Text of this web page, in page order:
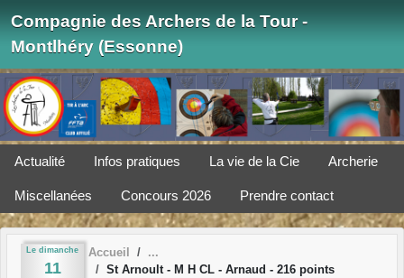
Compagnie des Archers de la Tour -
Montlhéry (Essonne)
Actualité Infos pratiques La vie de la Cie Archerie
Miscellanées Concours 2026 Prendre contact
Le dimanche
11
Accueil
St Arnoult - M H CL - Arnaud - 216 points